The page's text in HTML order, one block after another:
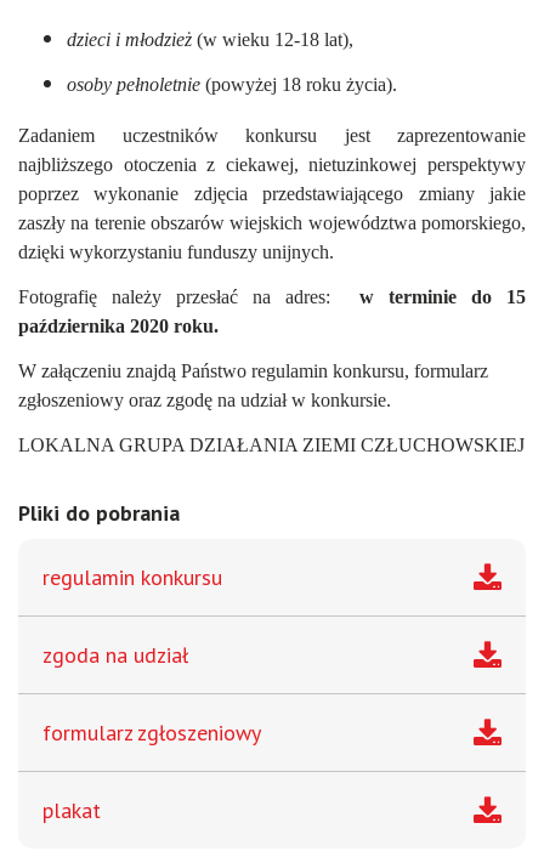
dzieci i młodzież (w wieku 12-18 lat),
osoby pełnoletnie (powyżej 18 roku życia).
Zadaniem uczestników konkursu jest zaprezentowanie
najbliższego otoczenia z ciekawej, nietuzinkowej perspektywy
poprzez wykonanie zdjęcia przedstawiającego zmiany jakie
zaszły na terenie obszarów wiejskich województwa pomorskiego,
dzięki wykorzystaniu funduszy unijnych.
Fotografię należy przesłać na adres:
w terminie do 15
października 2020 roku.
W załączeniu znajdą Państwo regulamin konkursu, formularz
zgłoszeniowy oraz zgodę na udział w konkursie.
LOKALNA GRUPA DZIAŁANIA ZIEMI CZŁUCHOWSKIEJ
Pliki do pobrania
regulamin konkursu
zgoda na udział
formularz zgłoszeniowy
plakat